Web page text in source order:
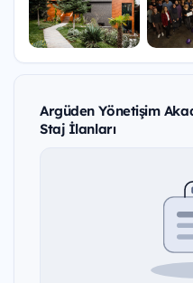
Argüden Yönetişim
Staj İlanları